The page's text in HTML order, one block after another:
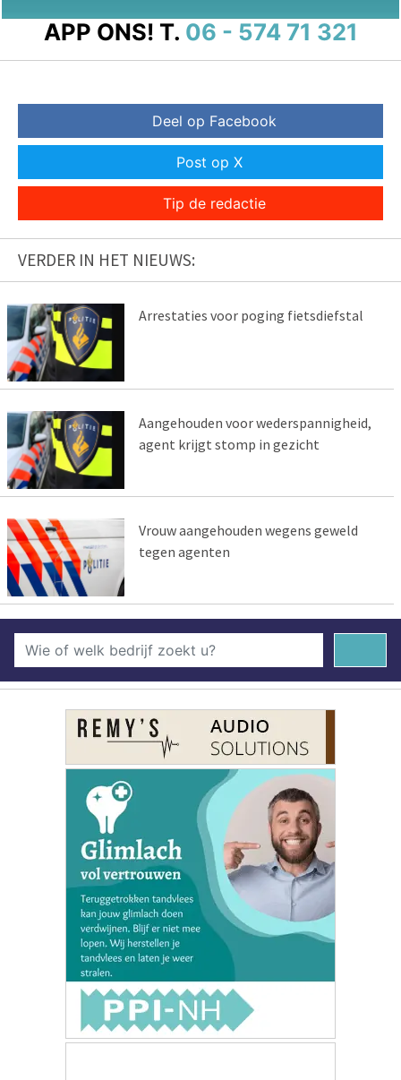
APP ONS! T. 06 - 574 71 321
Deel op Facebook
Post op X
Tip de redactie
VERDER IN HET NIEUWS:
Arrestaties voor poging fietsdiefstal
Aangehouden voor wederspannigheid,
agent krijgt stomp in gezicht
Vrouw aangehouden wegens geweld
tegen agenten